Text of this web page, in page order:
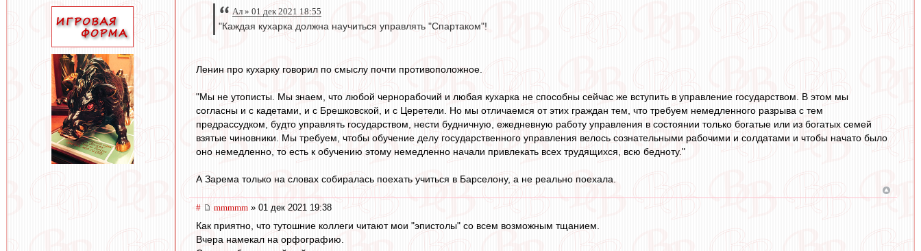
Ал » 01 дек 2021 18:55
"Каждая кухарка должна научиться управлять "Спартаком"!
Ленин про кухарку говорил по смыслу почти противоположное.
"Мы не утописты. Мы знаем, что любой чернорабочий и любая кухарка не способны сейчас же вступить в управление государством. В этом мы
согласны и с кадетами, и с Брешковской, и с Церетели. Но мы отличаемся от этих граждан тем, что требуем немедленного разрыва с тем
предрассудком, будто управлять государством, нести будничную, ежедневную работу управления в состоянии только богатые или из богатых семей
взятые чиновники. Мы требуем, чтобы обучение делу государственного управления велось сознательными рабочими и солдатами и чтобы начато было
оно немедленно, то есть к обучению этому немедленно начали привлекать всех трудящихся, всю бедноту."
А Зарема только на словах собиралась поехать учиться в Барселону, а не реально поехала.
# mmmmm » 01 дек 2021 19:38
Как приятно, что тутошние коллеги читают мои "эпистолы" со всем возможным тщанием.
Вчера намекал на орфографию.